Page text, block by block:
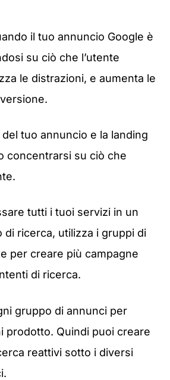
il tuo annuncio Google è
su ciò che l’utente
le distrazioni, e aumenta le
tuo annuncio e la landing
concentrarsi su ciò che
tutti i tuoi servizi in un
di ricerca, utilizza i gruppi di
per creare più campagne
di ricerca.
gruppo di annunci per
prodotto. Quindi puoi creare
reattivi sotto i diversi